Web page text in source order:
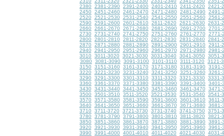
2380
2381-2390 2391-2400 2401-2410 2411-2420
2421-
2450
2451-2460 2461-2470 2471-2480 2481-2490
2491-
2520
2521-2530 2531-2540 2541-2550 2551-2560
2561-
2590
2591-2600 2601-2610 2611-2620 2621-2630
2631-
2660
2661-2670 2671-2680 2681-2690 2691-2700
2701-
2730
2731-2740 2741-2750 2751-2760 2761-2770
2771-
2800
2801-2810 2811-2820 2821-2830 2831-2840
2841-
2870
2871-2880 2881-2890 2891-2900 2901-2910
2911-
2940
2941-2950 2951-2960 2961-2970 2971-2980
2981-
3010
3011-3020 3021-3030 3031-3040 3041-3050
3051-
3080
3081-3090 3091-3100 3101-3110 3111-3120
3121-
3150
3151-3160 3161-3170 3171-3180 3181-3190
3191-
3220
3221-3230 3231-3240 3241-3250 3251-3260
3261-
3290
3291-3300 3301-3310 3311-3320 3321-3330
3331-
3360
3361-3370 3371-3380 3381-3390 3391-3400
3401-
3430
3431-3440 3441-3450 3451-3460 3461-3470
3471-
3500
3501-3510 3511-3520 3521-3530 3531-3540
3541-
3570
3571-3580 3581-3590 3591-3600 3601-3610
3611-
3640
3641-3650 3651-3660 3661-3670 3671-3680
3681-
3710
3711-3720 3721-3730 3731-3740 3741-3750
3751-
3780
3781-3790 3791-3800 3801-3810 3811-3820
3821-
3850
3851-3860 3861-3870 3871-3880 3881-3890
3891-
3920
3921-3930 3931-3940 3941-3950 3951-3960
3961-
3990
3991-4000 4001-4010 4011-4020 4021-4030
4031-